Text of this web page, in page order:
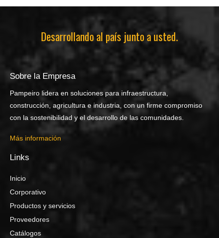
Desarrollando al país junto a usted.
Sobre la Empresa
Pampeiro lidera en soluciones para infraestructura,
construcción, agricultura e industria, con un firme compromiso
con la sostenibilidad y el desarrollo de las comunidades.
Más información
Links
Inicio
Corporativo
Productos y servicios
Proveedores
Catálogos